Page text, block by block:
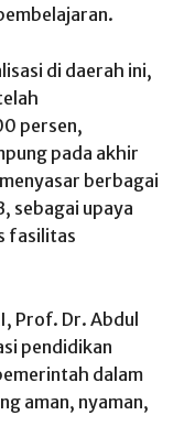
di daerah ini,
persen,
pada akhir
berbagai
sebagai upaya
fasilitas
Prof. Dr. Abdul
pendidikan
dalam
aman, nyaman,